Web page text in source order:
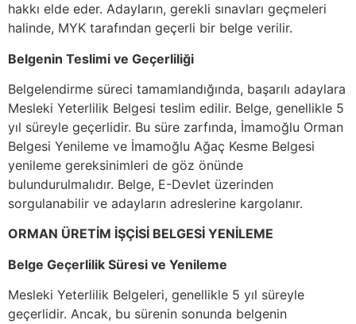
hakkı elde eder. Adayların, gerekli sınavları geçmeleri
halinde, MYK tarafından geçerli bir belge verilir.
Belgenin Teslimi ve Geçerliliği
Belgelendirme süreci tamamlandığında, başarılı adaylara
Mesleki Yeterlilik Belgesi teslim edilir. Belge, genellikle 5
yıl süreyle geçerlidir. Bu süre zarfında, İmamoğlu Orman
Belgesi Yenileme ve İmamoğlu Ağaç Kesme Belgesi
yenileme gereksinimleri de göz önünde
bulundurulmalıdır. Belge, E-Devlet üzerinden
sorgulanabilir ve adayların adreslerine kargolanır.
ORMAN ÜRETİM İŞÇİSİ BELGESİ YENİLEME
Belge Geçerlilik Süresi ve Yenileme
Mesleki Yeterlilik Belgeleri, genellikle 5 yıl süreyle
geçerlidir. Ancak, bu sürenin sonunda belgenin